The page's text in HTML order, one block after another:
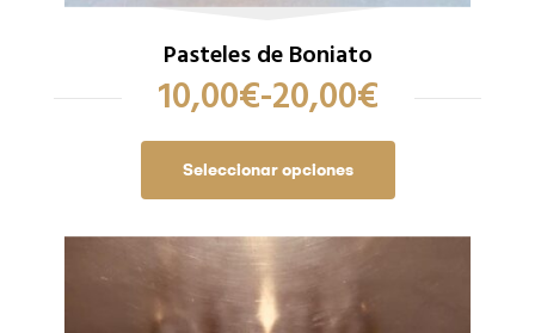
Pasteles de Boniato
10,00€-20,00€
Seleccionar opciones